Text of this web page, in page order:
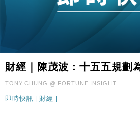
財經｜陳茂波：十五五規劃
TONY CHUNG @ FORTUNE INSIGHT
即時快訊 | 財經 |